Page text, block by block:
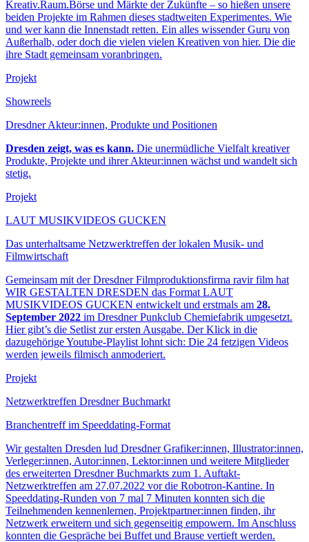
Kreativ.Raum.Börse und Märkte der Zukünfte – so hießen unsere
beiden Projekte im Rahmen dieses stadtweiten Experimentes. Wie
und wer kann die Innenstadt retten. Ein alles wissender Guru von
Außerhalb, oder doch die vielen vielen Kreativen von hier. Die die
ihre Stadt gemeinsam voranbringen.
Projekt
Showreels
Dresdner Akteur:innen, Produkte und Positionen
Dresden zeigt, was es kann. Die unermüdliche Vielfalt kreativer
Produkte, Projekte und ihrer Akteur:innen wächst und wandelt sich
stetig.
Projekt
LAUT MUSIKVIDEOS GUCKEN
Das unterhaltsame Netzwerktreffen der lokalen Musik- und
Filmwirtschaft
Gemeinsam mit der Dresdner Filmproduktionsfirma ravir film hat
WIR GESTALTEN DRESDEN das Format LAUT
MUSIKVIDEOS GUCKEN entwickelt und erstmals am 28.
September 2022 im Dresdner Punkclub Chemiefabrik umgesetzt.
Hier gibt’s die Setlist zur ersten Ausgabe. Der Klick in die
dazugehörige Youtube-Playlist lohnt sich: Die 24 fetzigen Videos
werden jeweils filmisch anmoderiert.
Projekt
Netzwerktreffen Dresdner Buchmarkt
Branchentreff im Speeddating-Format
Wir gestalten Dresden lud Dresdner Grafiker:innen, Illustrator:innen,
Verleger:innen, Autor:innen, Lektor:innen und weitere Mitglieder
des erweiterten Dresdner Buchmarkts zum 1. Auftakt-
Netzwerktreffen am 27.07.2022 vor die Robotron-Kantine. In
Speeddating-Runden von 7 mal 7 Minuten konnten sich die
Teilnehmenden kennenlernen, Projektpartner:innen finden, ihr
Netzwerk erweitern und sich gegenseitig empowern. Im Anschluss
konnten die Gespräche bei Buffet und Brause vertieft werden.